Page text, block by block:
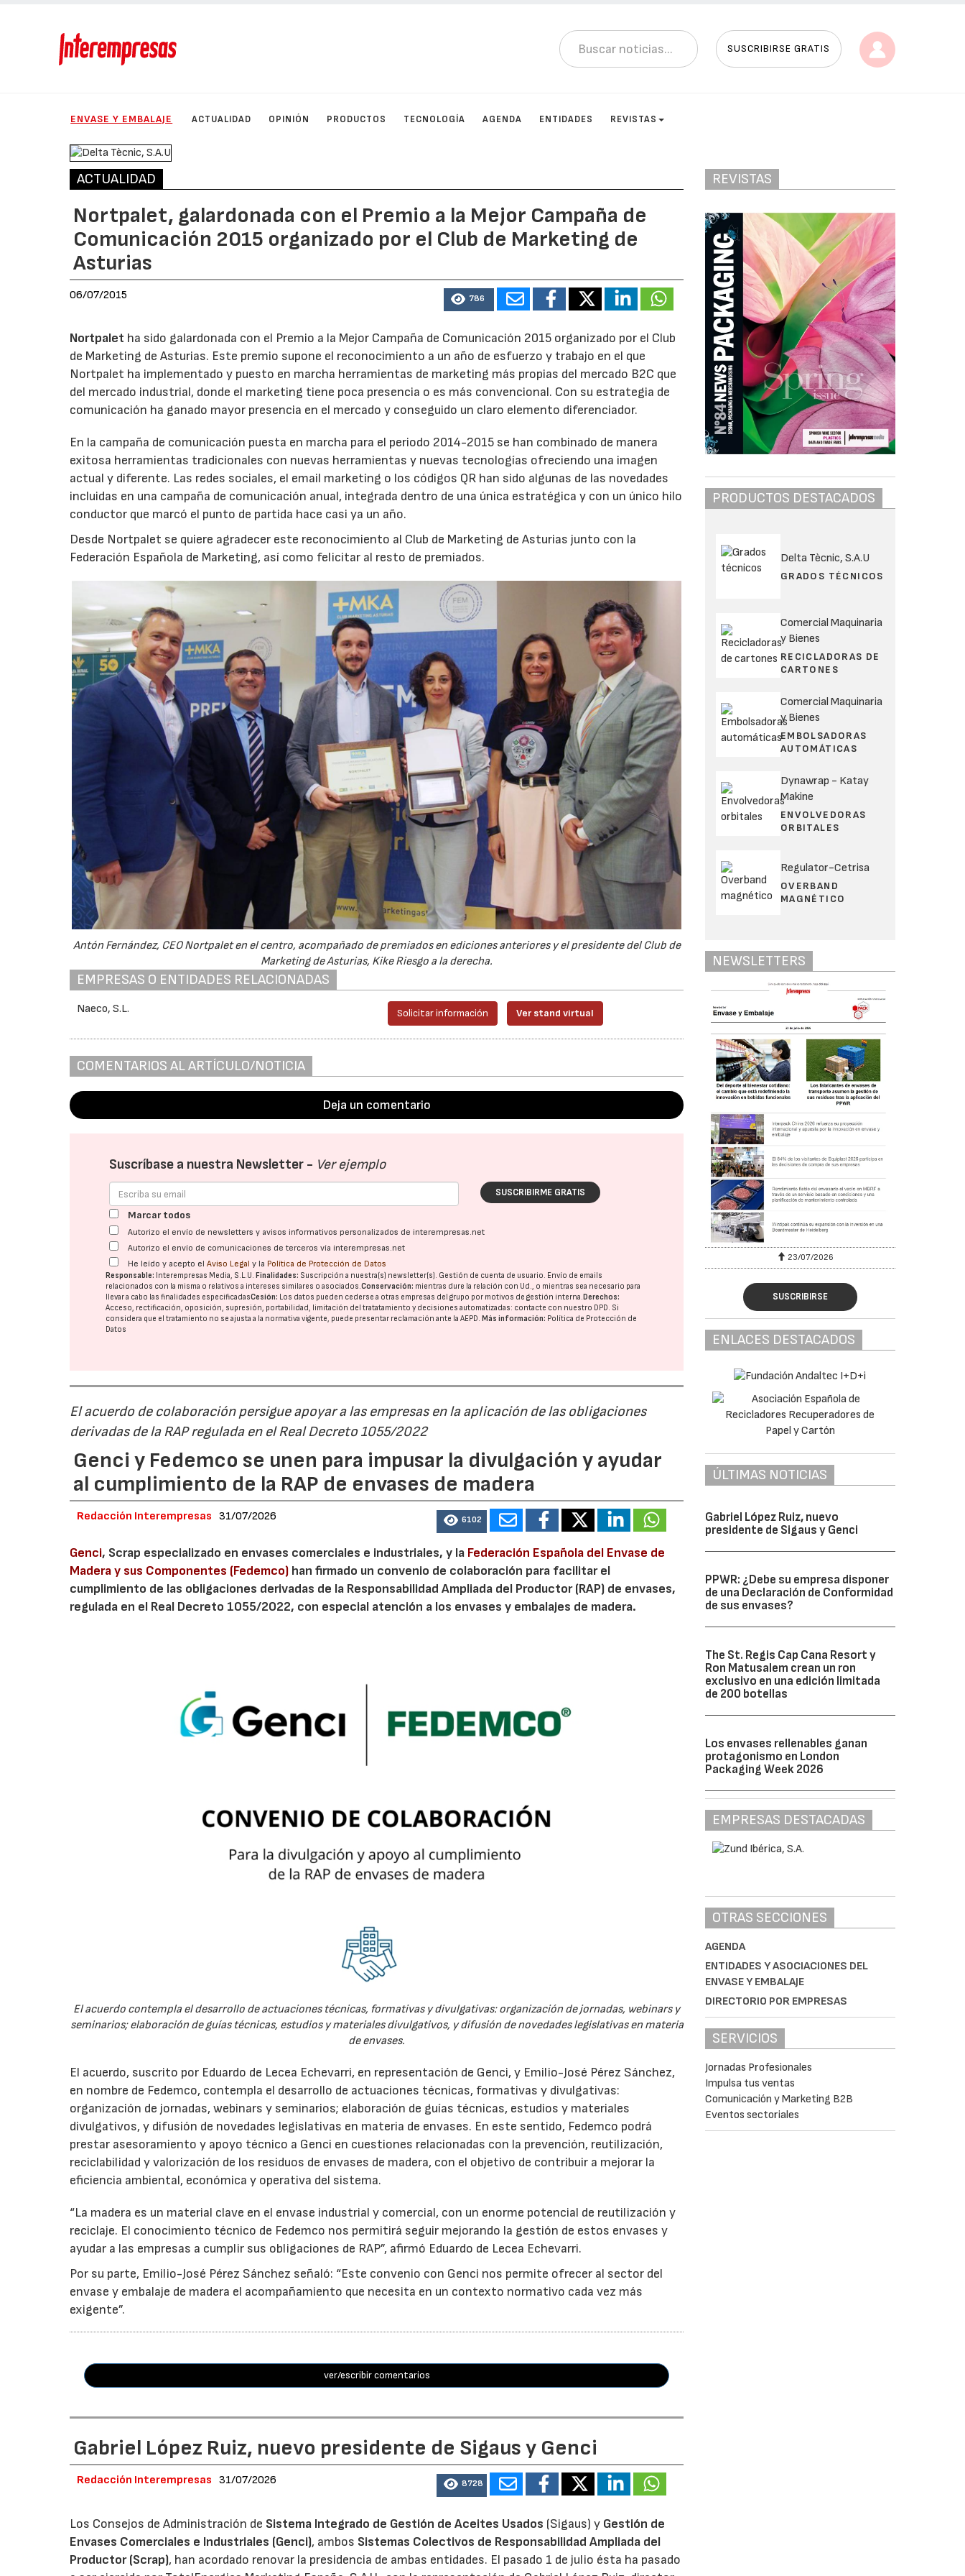
SUSCRIBIRSE GRATIS
ENVASE Y EMBALAJE ACTUALIDAD OPINIÓN PRODUCTOS TECNOLOGÍA AGENDA ENTIDADES REVISTAS
ACTUALIDAD
Nortpalet, galardonada con el Premio a la Mejor Campaña de
Comunicación 2015 organizado por el Club de Marketing de
Asturias
06/07/2015 786
Nortpalet ha sido galardonada con el Premio a la Mejor Campaña de Comunicación 2015 organizado por el Club
de Marketing de Asturias. Este premio supone el reconocimiento a un año de esfuerzo y trabajo en el que
Nortpalet ha implementado y puesto en marcha herramientas de marketing más propias del mercado B2C que
del mercado industrial, donde el marketing tiene poca presencia o es más convencional. Con su estrategia de
comunicación ha ganado mayor presencia en el mercado y conseguido un claro elemento diferenciador.
En la campaña de comunicación puesta en marcha para el periodo 2014-2015 se han combinado de manera
exitosa herramientas tradicionales con nuevas herramientas y nuevas tecnologías ofreciendo una imagen
actual y diferente. Las redes sociales, el email marketing o los códigos QR han sido algunas de las novedades
incluidas en una campaña de comunicación anual, integrada dentro de una única estratégica y con un único hilo
conductor que marcó el punto de partida hace casi ya un año.
Desde Nortpalet se quiere agradecer este reconocimiento al Club de Marketing de Asturias junto con la
Federación Española de Marketing, así como felicitar al resto de premiados.
Antón Fernández, CEO Nortpalet en el centro, acompañado de premiados en ediciones anteriores y el presidente del Club de
Marketing de Asturias, Kike Riesgo a la derecha.
EMPRESAS O ENTIDADES RELACIONADAS
Naeco, S.L. Solicitar información Ver stand virtual
COMENTARIOS AL ARTÍCULO/NOTICIA
Deja un comentario
Suscríbase a nuestra Newsletter - Ver ejemplo
SUSCRIBIRME GRATIS
Marcar todos
Autorizo el envío de newsletters y avisos informativos personalizados de interempresas.net
Autorizo el envío de comunicaciones de terceros vía interempresas.net
He leído y acepto elAviso Legal y la Política de Protección de Datos
Responsable: Interempresas Media, S.L.U. Finalidades: Suscripción a nuestra(s) newsletter(s). Gestión de cuenta de usuario. Envío de emails
relacionados con la misma o relativos a intereses similares o asociados.Conservación: mientras dure la relación con Ud., o mientras sea necesario para
llevar a cabo las finalidades especificadasCesión: Los datos pueden cederse a otras empresas del grupo por motivos de gestión interna. Derechos:
Acceso, rectificación, oposición, supresión, portabilidad, limitación del tratatamiento y decisiones automatizadas: contacte con nuestro DPD. Si
considera que el tratamiento no se ajusta a la normativa vigente, puede presentar reclamación ante laAEPD. Más información: Política de Protección de
Datos
El acuerdo de colaboración persigue apoyar a las empresas en la aplicación de las obligaciones
derivadas de la RAP regulada en el Real Decreto 1055/2022
Genci y Fedemco se unen para impusar la divulgación y ayudar
al cumplimiento de la RAP de envases de madera
Redacción Interempresas 31/07/2026 6102
Genci, Scrap especializado en envases comerciales e industriales, y la Federación Española del Envase de
Madera y sus Componentes (Fedemco) han firmado un convenio de colaboración para facilitar el
cumplimiento de las obligaciones derivadas de la Responsabilidad Ampliada del Productor (RAP) de envases,
regulada en el Real Decreto 1055/2022, con especial atención a los envases y embalajes de madera.
El acuerdo contempla el desarrollo de actuaciones técnicas, formativas y divulgativas: organización de jornadas, webinars y
seminarios; elaboración de guías técnicas, estudios y materiales divulgativos, y difusión de novedades legislativas en materia
de envases.
El acuerdo, suscrito por Eduardo de Lecea Echevarri, en representación de Genci, y Emilio-José Pérez Sánchez,
en nombre de Fedemco, contempla el desarrollo de actuaciones técnicas, formativas y divulgativas:
organización de jornadas, webinars y seminarios; elaboración de guías técnicas, estudios y materiales
divulgativos, y difusión de novedades legislativas en materia de envases. En este sentido, Fedemco podrá
prestar asesoramiento y apoyo técnico a Genci en cuestiones relacionadas con la prevención, reutilización,
reciclabilidad y valorización de los residuos de envases de madera, con el objetivo de contribuir a mejorar la
eficiencia ambiental, económica y operativa del sistema.
“La madera es un material clave en el envase industrial y comercial, con un enorme potencial de reutilización y
reciclaje. El conocimiento técnico de Fedemco nos permitirá seguir mejorando la gestión de estos envases y
ayudar a las empresas a cumplir sus obligaciones de RAP”, afirmó Eduardo de Lecea Echevarri.
Por su parte, Emilio-José Pérez Sánchez señaló: “Este convenio con Genci nos permite ofrecer al sector del
envase y embalaje de madera el acompañamiento que necesita en un contexto normativo cada vez más
exigente”.
ver/escribir comentarios
Gabriel López Ruiz, nuevo presidente de Sigaus y Genci
Redacción Interempresas 31/07/2026 8728
Los Consejos de Administración de Sistema Integrado de Gestión de Aceites Usados (Sigaus) y Gestión de
Envases Comerciales e Industriales (Genci), ambos Sistemas Colectivos de Responsabilidad Ampliada del
Productor (Scrap), han acordado renovar la presidencia de ambas entidades. El pasado 1 de julio ésta ha pasado
REVISTAS
PRODUCTOS DESTACADOS
Delta Tècnic, S.A.U
GRADOS TÉCNICOS
Comercial Maquinaria
y Bienes
RECICLADORAS DE
CARTONES
Comercial Maquinaria
y Bienes
EMBOLSADORAS
AUTOMÁTICAS
Dynawrap - Katay
Makine
ENVOLVEDORAS
ORBITALES
Regulator-Cetrisa
OVERBAND
MAGNÉTICO
NEWSLETTERS
23/07/2026
SUSCRIBIRSE
ENLACES DESTACADOS
ÚLTIMAS NOTICIAS
Gabriel López Ruiz, nuevo
presidente de Sigaus y Genci
PPWR: ¿Debe su empresa disponer
de una Declaración de Conformidad
de sus envases?
The St. Regis Cap Cana Resort y
Ron Matusalem crean un ron
exclusivo en una edición limitada
de 200 botellas
Los envases rellenables ganan
protagonismo en London
Packaging Week 2026
EMPRESAS DESTACADAS
OTRAS SECCIONES
AGENDA
ENTIDADES Y ASOCIACIONES DEL
ENVASE Y EMBALAJE
DIRECTORIO POR EMPRESAS
SERVICIOS
Jornadas Profesionales
Impulsa tus ventas
Comunicación y Marketing B2B
Eventos sectoriales